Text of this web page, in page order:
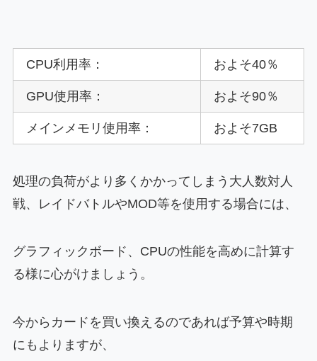
CPU利用率： およそ40％
GPU使用率： およそ90％
メインメモリ使用率： およそ7GB
処理の負荷がより多くかかってしまう大人数対人
戦、レイドバトルやMOD等を使用する場合には、
グラフィックボード、CPUの性能を高めに計算す
る様に心がけましょう。
今からカードを買い換えるのであれば予算や時期
にもよりますが、